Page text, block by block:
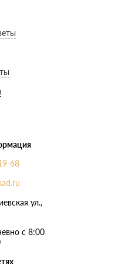
68
ул.,
с 8:00